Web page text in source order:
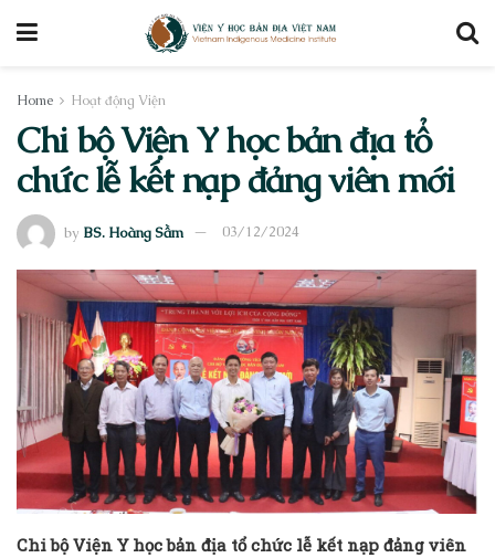
Home Hoạt động Viện
Chi bộ Viện Y học bản địa tổ
chức lễ kết nạp đảng viên mới
by BS. Hoàng Sầm 03/12/2024
Chi bộ Viện Y học bản địa tổ chức lễ kết nạp đảng viên